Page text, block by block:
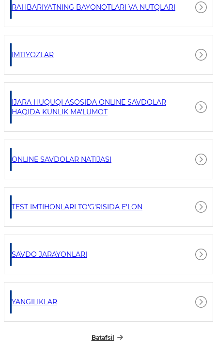
RAHBARIYATNING BAYONOTLARI VA NUTQLARI
IMTIYOZLAR
IJARA HUQUQI ASOSIDA ONLINE SAVDOLAR
HAQIDA KUNLIK MA'LUMOT
ONLINE SAVDOLAR NATIJASI
TEST IMTIHONLARI TO'G'RISIDA E'LON
SAVDO JARAYONLARI
YANGILIKLAR
Batafsil